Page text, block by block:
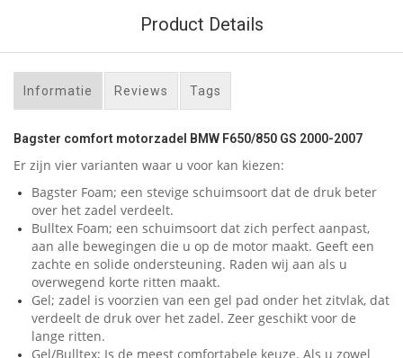
Product Details
Informatie Reviews Tags
Bagster comfort motorzadel BMW F650/850 GS 2000-2007
Er zijn vier varianten waar u voor kan kiezen:
Bagster Foam; een stevige schuimsoort dat de druk beter
over het zadel verdeelt.
Bulltex Foam; een schuimsoort dat zich perfect aanpast,
aan alle bewegingen die u op de motor maakt. Geeft een
zachte en solide ondersteuning. Raden wij aan als u
overwegend korte ritten maakt.
Gel; zadel is voorzien van een gel pad onder het zitvlak, dat
verdeelt de druk over het zadel. Zeer geschikt voor de
lange ritten.
Gel/Bulltex; Is de meest comfortabele keuze. Als u zowel